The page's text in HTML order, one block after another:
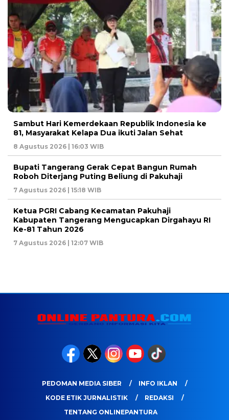
Sambut Hari Kemerdekaan Republik Indonesia ke
81, Masyarakat Kelapa Dua ikuti Jalan Sehat
8 Agustus 2026 | 16:03 WIB
Bupati Tangerang Gerak Cepat Bangun Rumah
Roboh Diterjang Puting Beliung di Pakuhaji
7 Agustus 2026 | 15:18 WIB
Ketua PGRI Cabang Kecamatan Pakuhaji
Kabupaten Tangerang Mengucapkan Dirgahayu RI
Ke-81 Tahun 2026
7 Agustus 2026 | 12:07 WIB
PEDOMAN MEDIA SIBER
INFO IKLAN
KODE ETIK JURNALISTIK
REDAKSI
TENTANG ONLINEPANTURA